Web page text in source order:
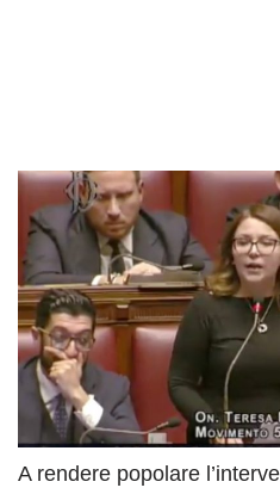
A rendere popolare